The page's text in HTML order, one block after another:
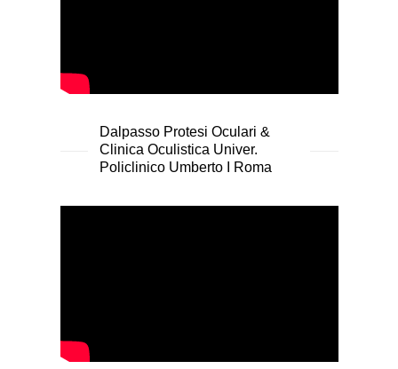
Dalpasso Protesi Oculari &
Clinica Oculistica Univer.
Policlinico Umberto I Roma